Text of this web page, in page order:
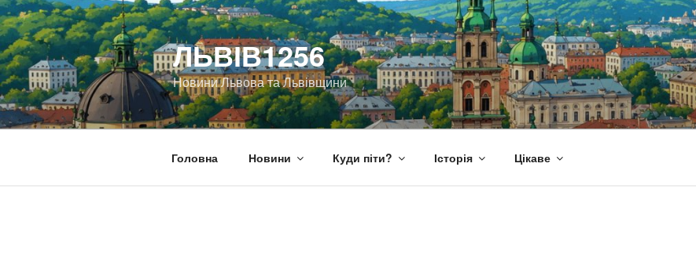
Перейти
до
вмісту
ЛЬВІВ1256
Новини Львова та Львівщини
Головна Новини Куди піти? Історія Цікаве